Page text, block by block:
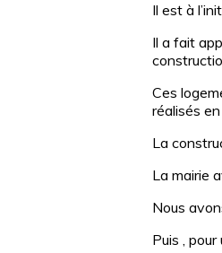
Il est à
Il a fait
Ces
réalisés
La
La mairie
Nous
Puis ,